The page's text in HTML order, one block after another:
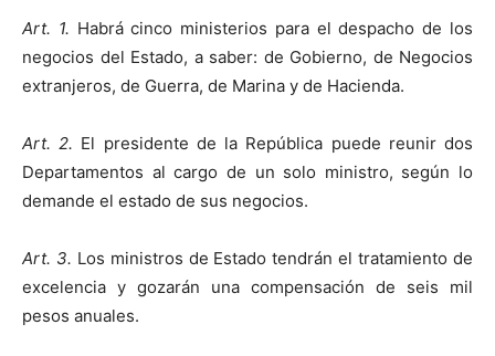
Art. 1. Habrá cinco ministerios para el despacho de los
negocios del Estado, a saber: de Gobierno, de Negocios
extranjeros, de Guerra, de Marina y de Hacienda.
Art. 2. El presidente de la República puede reunir dos
Departamentos al cargo de un solo ministro, según lo
demande el estado de sus negocios.
Art. 3. Los ministros de Estado tendrán el tratamiento de
excelencia y gozarán una compensación de seis mil
pesos anuales.